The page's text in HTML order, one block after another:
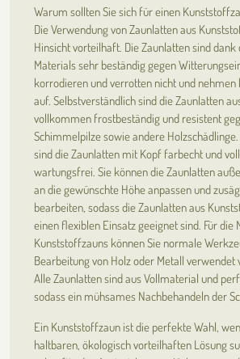
Warum sollten Sie sich für einen
Die Verwendung von Zaunlatten aus
Hinsicht vorteilhaft. Die Zaunlatten sind dank
Materials sehr beständig gegen
korrodieren und verrotten nicht und nehmen
auf. Selbstverständlich sind die Zaunlatten
vollkommen frostbeständig und resistent
Schimmelpilze sowie andere
sind die Zaunlatten mit Kopf farbecht und
wartungsfrei. Sie können die Zaunlatten
an die gewünschte Höhe anpassen und
bearbeiten, sodass die Zaunlatten aus
einen flexiblen Einsatz geeignet sind. Für die
Kunststoffzauns können Sie normale
Bearbeitung von Holz oder Metall verwendet
Alle Zaunlatten sind aus Vollmaterial und
sodass ein mühsames Nachbehandeln der
Ein Kunststoffzaun ist die perfekte Wahl,
haltbaren, ökologisch vorteilhaften Lösung